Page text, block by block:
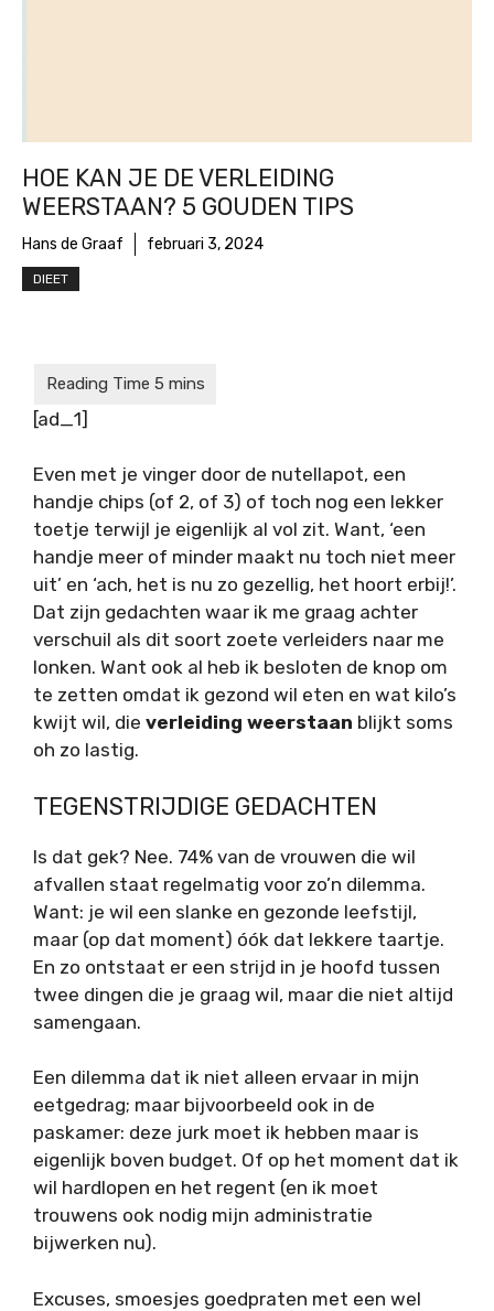
HOE KAN JE DE VERLEIDING
WEERSTAAN? 5 GOUDEN TIPS
Hans de Graaf februari 3, 2024
DIEET
[ad_1]
Even met je vinger door de nutellapot, een
handje chips (of 2, of 3) of toch nog een lekker
toetje terwijl je eigenlijk al vol zit. Want, ‘een
handje meer of minder maakt nu toch niet meer
uit’ en ‘ach, het is nu zo gezellig, het hoort erbij!’.
Dat zijn gedachten waar ik me graag achter
verschuil als dit soort zoete verleiders naar me
lonken. Want ook al heb ik besloten de knop om
te zetten omdat ik gezond wil eten en wat kilo’s
kwijt wil, die verleiding weerstaan blijkt soms
oh zo lastig.
TEGENSTRIJDIGE GEDACHTEN
Is dat gek? Nee. 74% van de vrouwen die wil
afvallen staat regelmatig voor zo’n dilemma.
Want: je wil een slanke en gezonde leefstijl,
maar (op dat moment) óók dat lekkere taartje.
En zo ontstaat er een strijd in je hoofd tussen
twee dingen die je graag wil, maar die niet altijd
samengaan.
Een dilemma dat ik niet alleen ervaar in mijn
eetgedrag; maar bijvoorbeeld ook in de
paskamer: deze jurk moet ik hebben maar is
eigenlijk boven budget. Of op het moment dat ik
wil hardlopen en het regent (en ik moet
trouwens ook nodig mijn administratie
bijwerken nu).
Excuses, smoesjes goedpraten met een wel